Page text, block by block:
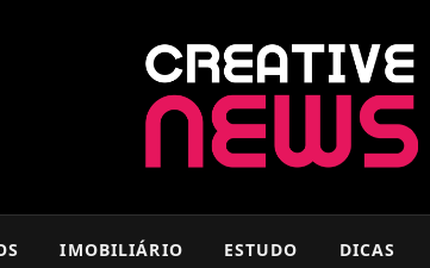
IMOBILIÁRIO ESTUDO DICAS